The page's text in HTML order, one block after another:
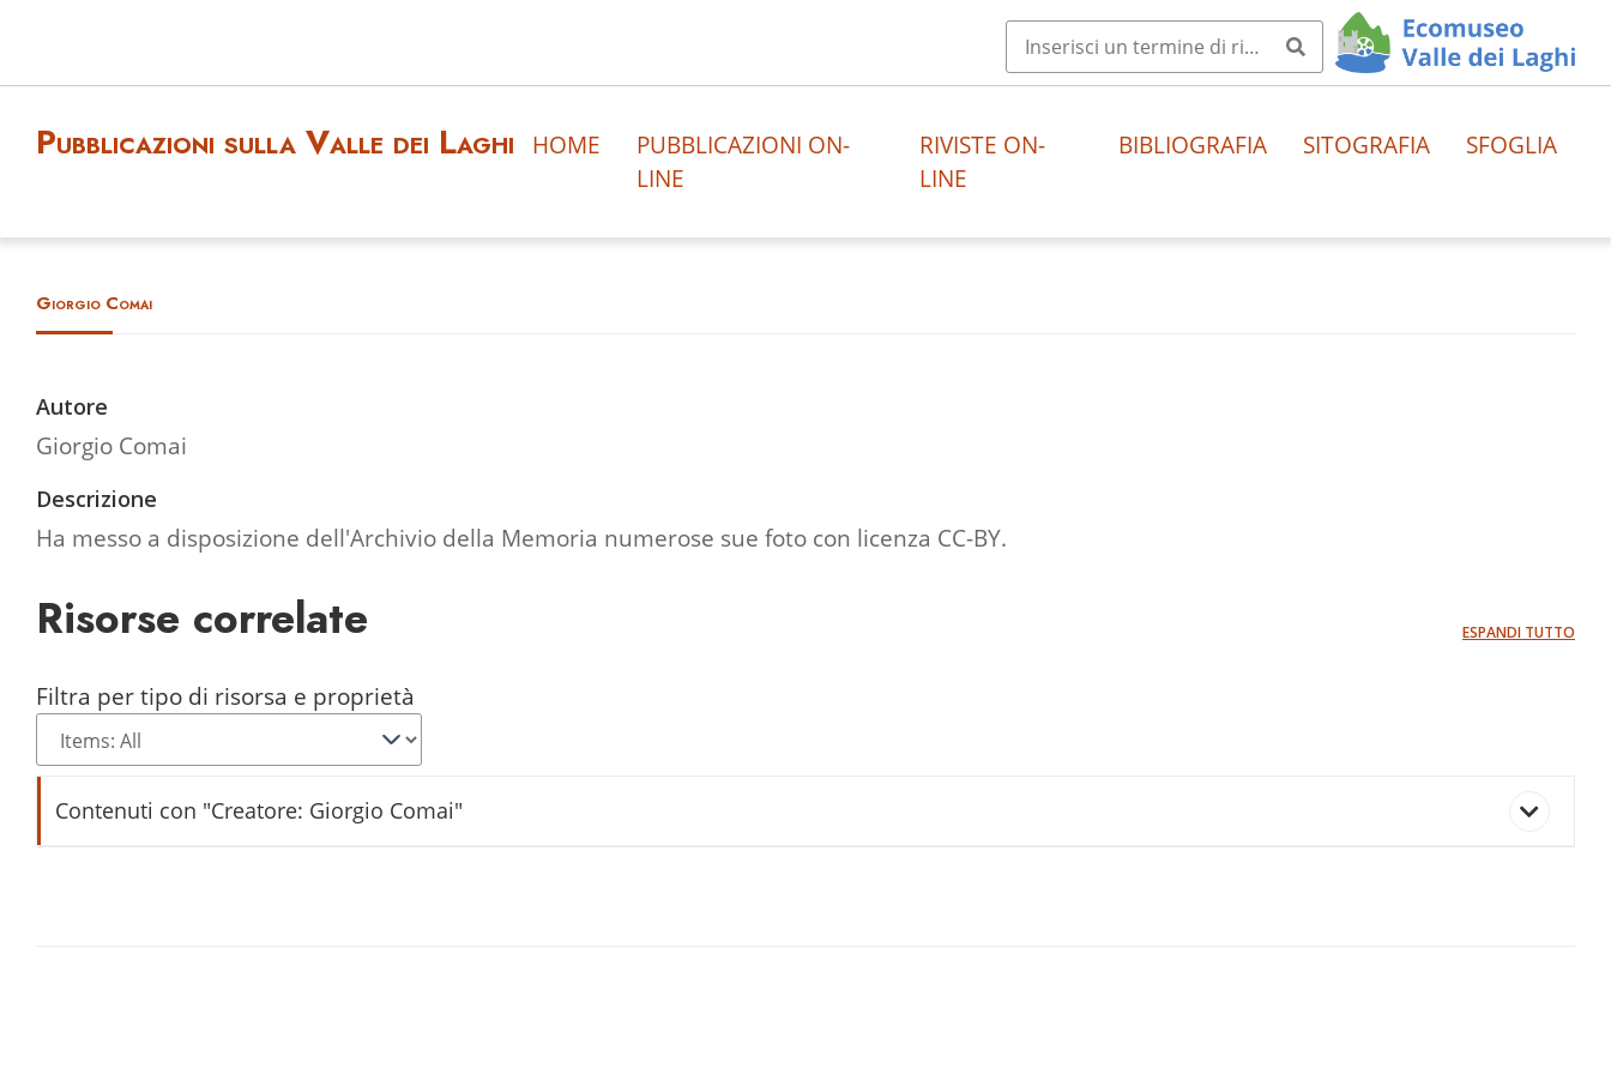
Pubblicazioni sulla Valle dei Laghi HOME
PUBBLICAZIONI ON-
LINE
RIVISTE ON-
LINE
BIBLIOGRAFIA SITOGRAFIA SFOGLIA
Giorgio Comai
Autore
Giorgio Comai
Descrizione
Ha messo a disposizione dell'Archivio della Memoria numerose sue foto con licenza CC-BY.
Risorse correlate ESPANDI TUTTO
Filtra per tipo di risorsa e proprietà
Contenuti con "Creatore: Giorgio Comai"